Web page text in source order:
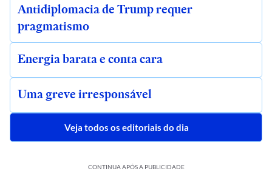
Antidiplomacia de Trump requer
pragmatismo
Energia barata e conta cara
Uma greve irresponsável
Veja todos os editoriais do dia
CONTINUA APÓS A PUBLICIDADE